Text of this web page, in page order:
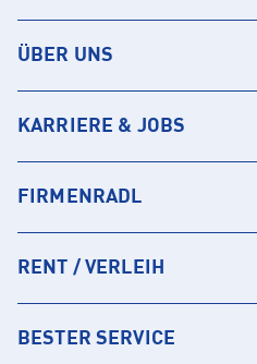
ÜBER UNS
KARRIERE & JOBS
FIRMENRADL
RENT / VERLEIH
BESTER SERVICE